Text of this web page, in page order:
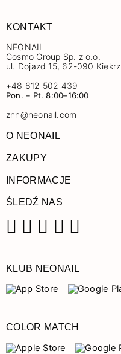
KONTAKT
NEONAIL
Cosmo Group Sp. z o.o.
ul. Dojazd 15, 62-090 Kiekrz
+48 612 502 439
Pon. – Pt. 8:00–16:00
znn@neonail.com
O NEONAIL
ZAKUPY
INFORMACJE
ŚLEDŹ NAS
KLUB NEONAIL
COLOR MATCH